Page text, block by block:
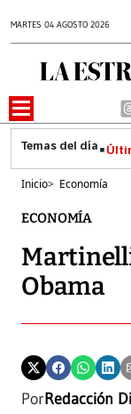
MARTES 04 AGOSTO 2026
Inicio> Economía
ECONOMÍA
Obama
PorRedacción